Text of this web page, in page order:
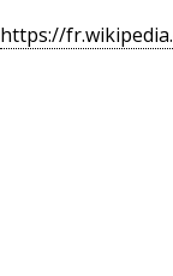
https://